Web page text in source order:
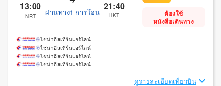
13:00
NRT ผ่านทาง1 การโอน 21:40
HKT
ต้องใช้
หนังสือเดินทาง
ไชน่าอีสเทิร์นแอร์ไลน์
ไชน่าอีสเทิร์นแอร์ไลน์
ไชน่าอีสเทิร์นแอร์ไลน์
ไชน่าอีสเทิร์นแอร์ไลน์
ดูรายละเอียดเที่ยวบิน